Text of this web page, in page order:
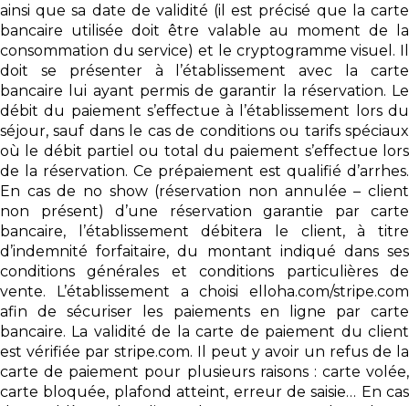
ainsi que sa date de validité (il est précisé que la carte
bancaire utilisée doit être valable au moment de la
consommation du service) et le cryptogramme visuel. Il
doit se présenter à l’établissement avec la carte
bancaire lui ayant permis de garantir la réservation. Le
débit du paiement s’effectue à l’établissement lors du
séjour, sauf dans le cas de conditions ou tarifs spéciaux
où le débit partiel ou total du paiement s’effectue lors
de la réservation. Ce prépaiement est qualifié d’arrhes.
En cas de no show (réservation non annulée – client
non présent) d’une réservation garantie par carte
bancaire, l’établissement débitera le client, à titre
d’indemnité forfaitaire, du montant indiqué dans ses
conditions générales et conditions particulières de
vente. L’établissement a choisi elloha.com/stripe.com
afin de sécuriser les paiements en ligne par carte
bancaire. La validité de la carte de paiement du client
est vérifiée par stripe.com. Il peut y avoir un refus de la
carte de paiement pour plusieurs raisons : carte volée,
carte bloquée, plafond atteint, erreur de saisie… En cas